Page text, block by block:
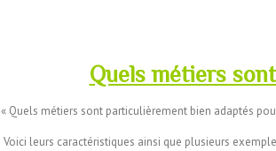
Quels métiers
« Quels métiers sont particulièrement bien adaptés
Voici leurs caractéristiques ainsi que plusieurs